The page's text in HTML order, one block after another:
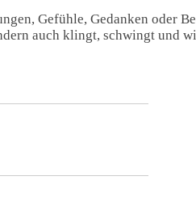
Gefühle, Gedanken oder
auch klingt, schwingt und